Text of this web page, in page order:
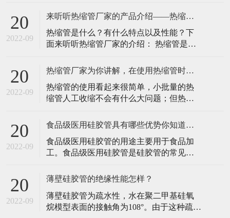
化，所以在一
的人提供始终如一可的弹性材料。并且可
上，呼吸回路上面，NSF导管等。因为医疗
引流硅胶管可以通过生物相容性报告，符
20
2022-09
来听听热缩管厂家的产品介绍——热缩管！
热缩管是什么？有什么特点以及性能？下
面来听听热缩管厂家的介绍： 热缩管是用
EVA材料。表层采用优质软质化学交联聚
烯烃原料，内层采用热熔胶制成。表层的
原料具有绝缘层防腐耐磨的特点，内层具
有低熔点、防潮密封、高附着力的优点。
燃，
20
2022-09
热缩管厂家为你讲解，在使用热缩管时可能会遇到的问题！
热缩管的使用看起来很简单，小批量的热
缩管人工收缩不会有什么大问题；但热缩
入烘箱或隧道炉中，可能会出现很多问
题，会大大影响生产效率，增加生产成
本，降低热缩管绝缘保护的性能。那么有
什么办法可以解决这些事情呢？热缩管厂
一
20
2022-09
食品级医用硅胶管具有哪些优势你知道吗！
食品级医用硅胶管的用途主要用于食品加
工。食品级医用硅胶管是硅胶管的常见类
说一下食品级医用硅胶管的特殊优势。 食
用于诊断、治疗和护理。要求颜色单一，
对组织和细胞的损伤尽可能小，不含因迁
20
2022-09
薄壁硅胶管的绝缘性能怎样？
薄壁硅胶管为疏水性，水在聚二甲基硅氧
烷模型表面的接触角为108°。由于这种疏水